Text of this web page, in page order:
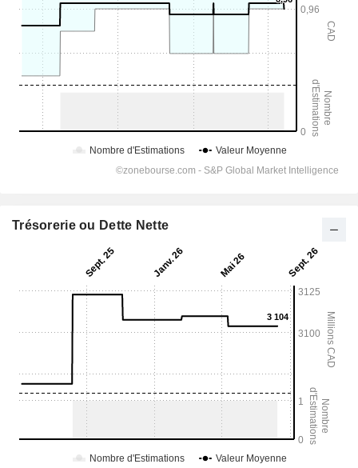
Trésorerie ou Dette Nette